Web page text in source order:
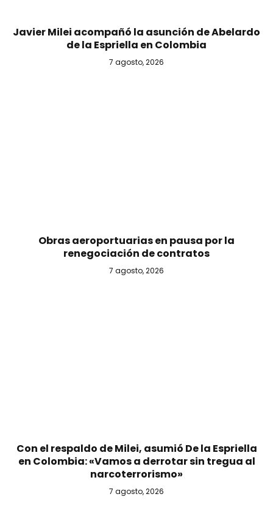
Javier Milei acompañó la asunción de Abelardo
de la Espriella en Colombia
7 agosto, 2026
Obras aeroportuarias en pausa por la
renegociación de contratos
7 agosto, 2026
Con el respaldo de Milei, asumió De la Espriella
en Colombia: «Vamos a derrotar sin tregua al
narcoterrorismo»
7 agosto, 2026